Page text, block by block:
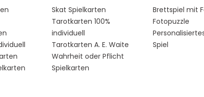
Skat Spielkarten
Tarotkarten 100%
individuell
Tarotkarten A. E. Waite
Wahrheit oder Pflicht
Spielkarten
Brettspiel mit
Fotopuzzle
Spiel